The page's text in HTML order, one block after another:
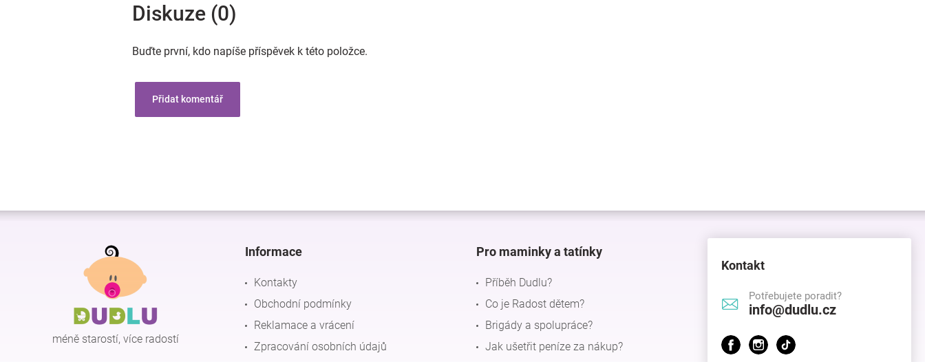
Diskuze (0)
Buďte první, kdo napíše příspěvek k této položce.
Přidat komentář
Z
méně starostí, více radostí
Informace
Kontakty
Obchodní podmínky
Reklamace a vrácení
Zpracování osobních údajů
Pro maminky a tatínky
Příběh Dudlu?
Co je Radost dětem?
Brigády a spolupráce?
Jak ušetřit peníze za nákup?
Kontakt
Potřebujete poradit?
info@dudlu.cz